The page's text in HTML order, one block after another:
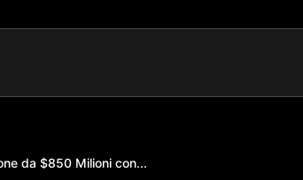
da $850 Milioni con...